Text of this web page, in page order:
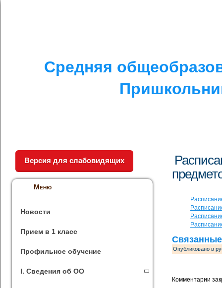
Средняя
Версия для слабовидящих
Меню
Новости
Прием в 1 класс
Профильное обучение
I. Сведения об ОО
Опубликовано в
Комментарии